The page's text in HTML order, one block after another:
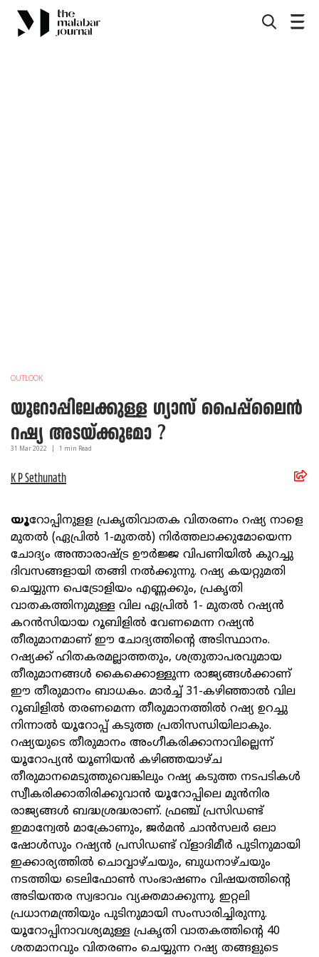
OUTLOOK
യൂറോപ്പിലേക്കുള്ള ഗ്യാസ് പൈപ്പ്ലൈന്‍
റഷ്യ അടയ്ക്കുമോ ?
31 Mar 2022 1 min Read
K P Sethunath
യൂറോപ്പിനുളള പ്രകൃതിവാതക വിതരണം റഷ്യ നാളെ
മുതല്‍ (ഏപ്രില്‍ 1-മുതല്‍) നിര്‍ത്തലാക്കുമോയെന്ന
ചോദ്യം അന്താരാഷ്ട്ര ഊര്‍ജ്ജ വിപണിയില്‍ കുറച്ചു
ദിവസങ്ങളായി തങ്ങി നല്‍ക്കുന്നു. റഷ്യ കയറ്റുമതി
ചെയ്യുന്ന പെട്രോളിയം എണ്ണക്കും, പ്രകൃതി
വാതകത്തിനുമുള്ള വില ഏപ്രില്‍ 1- മുതല്‍ റഷ്യന്‍
കറന്‍സിയായ റൂബിളില്‍ വേണമെന്ന റഷ്യന്‍
തീരുമാനമാണ് ഈ ചോദ്യത്തിന്റെ അടിസ്ഥാനം.
റഷ്യക്ക് ഹിതകരമല്ലാത്തതും, ശത്രുതാപരവുമായ
തീരുമാനങ്ങള്‍ കൈക്കൊള്ളുന്ന രാജ്യങ്ങള്‍ക്കാണ്
ഈ തീരുമാനം ബാധകം. മാര്‍ച്ച് 31-കഴിഞ്ഞാല്‍ വില
റൂബിളില്‍ തരണമെന്ന തീരുമാനത്തില്‍ റഷ്യ ഉറച്ചു
നിന്നാല്‍ യൂറോപ്പ് കടുത്ത പ്രതിസന്ധിയിലാകും.
റഷ്യയുടെ തീരുമാനം അംഗീകരിക്കാനാവില്ലെന്ന്
യൂറോപ്യന്‍ യൂണിയന്‍ കഴിഞ്ഞയാഴ്ച
തീരുമാനമെടുത്തുവെങ്കിലും റഷ്യ കടുത്ത നടപടികള്‍
സ്വീകരിക്കാതിരിക്കുവാന്‍ യൂറോപ്പിലെ മുന്‍നിര
രാജ്യങ്ങള്‍ ബദ്ധശ്രദ്ധരാണ്. ഫ്രഞ്ച് പ്രസിഡണ്ട്
ഇമാന്വേല്‍ മാക്രോണും, ജര്‍മന്‍ ചാന്‍സലര്‍ ഒലാ
ഷോള്‍സും റഷ്യന്‍ പ്രസിഡണ്ട് വ്‌ളാദിമീര്‍ പുടിനുമായി
ഇക്കാര്യത്തില്‍ ചൊവ്വാഴ്ചയും, ബുധനാഴ്ചയും
നടത്തിയ ടെലിഫോണ്‍ സംഭാഷണം വിഷയത്തിന്റെ
അടിയന്തര സ്വഭാവം വ്യക്തമാക്കുന്നു. ഇറ്റലി
പ്രധാനമന്ത്രിയും പുടിനുമായി സംസാരിച്ചിരുന്നു.
യൂറോപ്പിനാവശ്യമുള്ള പ്രകൃതി വാതകത്തിന്റെ 40
ശതമാനവും വിതരണം ചെയ്യുന്ന റഷ്യ തങ്ങളുടെ